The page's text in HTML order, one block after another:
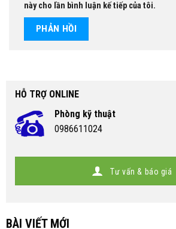
này cho lần bình luận kế tiếp của tôi.
HỖ TRỢ ONLINE
Phòng kỹ thuật
0986611024
Tư vấn & báo giá
BÀI VIẾT MỚI